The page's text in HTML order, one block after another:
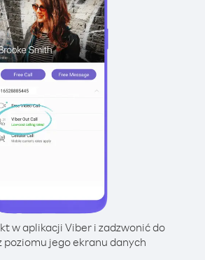
w aplikacji Viber i zadzwonić do
poziomu jego ekranu danych